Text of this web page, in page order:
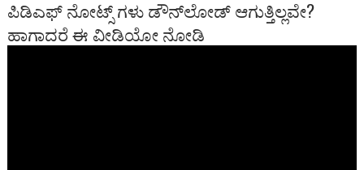
ಪಿಡಿಎಫ್ ನೋಟ್ಸ್ ಗಳು ಡೌನ್‍ಲೋಡ್ ಆಗುತ್ತಿಲ್ಲವೇ?
ಹಾಗಾದರೆ ಈ ವೀಡಿಯೋ ನೋಡಿ